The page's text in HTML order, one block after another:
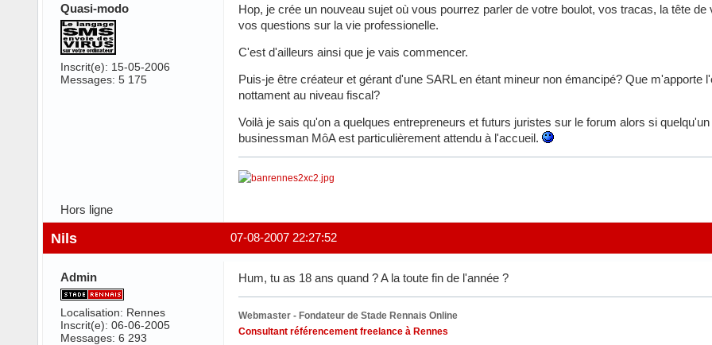
Quasi-modo
Inscrit(e): 15-05-2006
Messages: 5 175
Hop, je crée un nouveau sujet où vous pourrez parler de votre boulot, vos tracas, la tête
vos questions sur la vie professionelle.
C'est d'ailleurs ainsi que je vais commencer.
Puis-je être créateur et gérant d'une SARL en étant mineur non émancipé? Que
nottament au niveau fiscal?
Voilà je sais qu'on a quelques entrepreneurs et futurs juristes sur le forum alors si
businessman MôA est particulièrement attendu à l'accueil.
Hors ligne
07-08-2007 22:27:52
Nils
Admin
Localisation: Rennes
Inscrit(e): 06-06-2005
Messages: 6 293
Hum, tu as 18 ans quand ? A la toute fin de l'année ?
Webmaster - Fondateur de Stade Rennais Online
Consultant référencement freelance à Rennes